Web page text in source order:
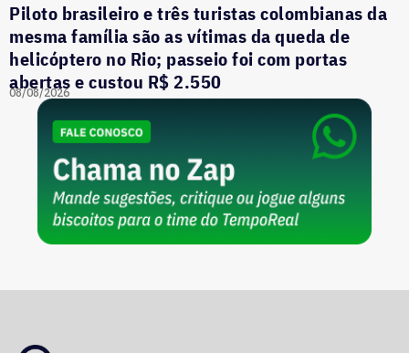
Piloto brasileiro e três turistas colombianas da
mesma família são as vítimas da queda de
helicóptero no Rio; passeio foi com portas
abertas e custou R$ 2.550
08/08/2026